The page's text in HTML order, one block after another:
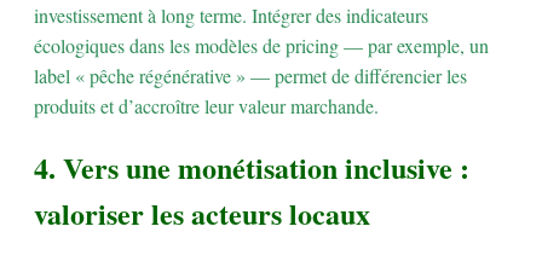
investissement à long terme. Intégrer des indicateurs
écologiques dans les modèles de pricing — par exemple, un
label « pêche régénérative » — permet de différencier les
produits et d’accroître leur valeur marchande.
4. Vers une monétisation inclusive :
valoriser les acteurs locaux